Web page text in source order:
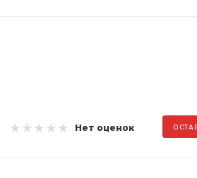
Нет оценок